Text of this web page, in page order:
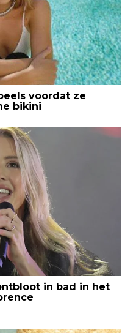
voordat ze
bikini
in bad in het